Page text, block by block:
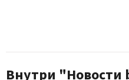
Внутри "Новости